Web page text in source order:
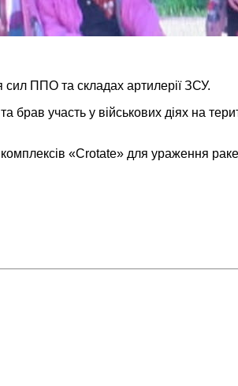
сил ППО та складах артилерії ЗСУ.
участь у військових діях на
«Crotate» для ураження